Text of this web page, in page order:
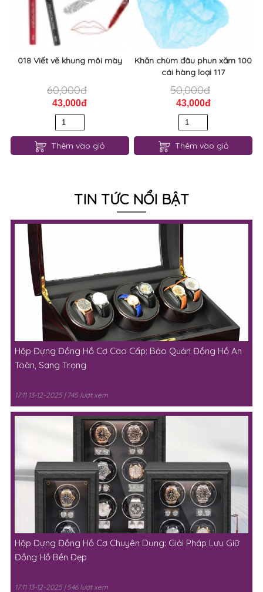
018 Viết vẽ khung môi mày
60,000đ
43,000đ
Thêm vào giỏ
Khăn chùm đâu phun xăm 100
cái hàng loại 117
50,000đ
43,000đ
Thêm vào giỏ
TIN TỨC NỔI BẬT
Hộp Đựng Đồng Hồ Cơ Cao Cấp: Bảo Quản Đồng Hồ An
Toàn, Sang Trọng
17:11 13-12-2025 | 745 lượt xem
Hộp Đựng Đồng Hồ Cơ Chuyên Dụng: Giải Pháp Lưu Giữ
Đồng Hồ Bền Đẹp
17:11 13-12-2025 | 546 lượt xem